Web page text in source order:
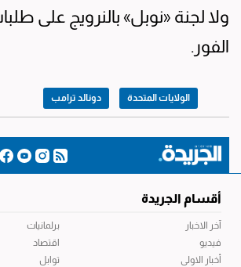
ولا لجنة «نوبل» بالنرويج على
الفور.
الولايات المتحدة دونالد ترامب
أقسام الجريدة
آخر الاخبار
فيديو
أخبار الاولى
برلمانيات
اقتصاد
توابل